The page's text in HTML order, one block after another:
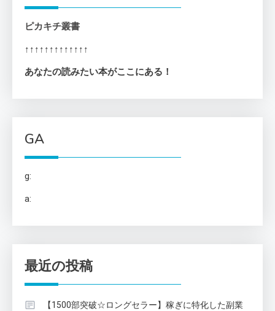
ピカキチ叢書
↑↑↑↑↑↑↑↑↑↑↑↑↑
あなたの読みたい本がここにある！
GA
g:
a:
最近の投稿
【1500部突破☆ロングセラー】稼ぎに特化した副業